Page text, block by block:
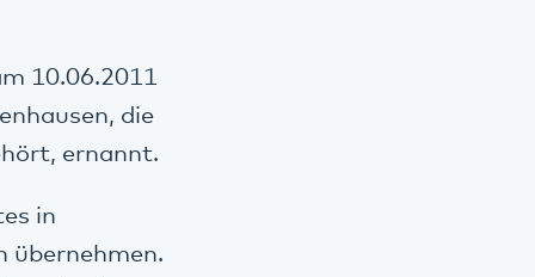
10.06.2011
die
ernannt.
in
übernehmen.